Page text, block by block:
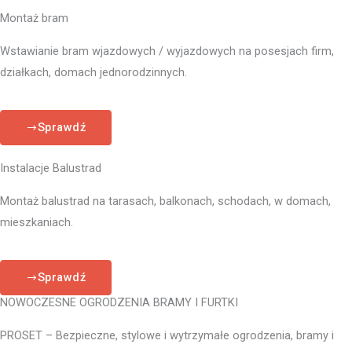
Montaż bram
Wstawianie bram wjazdowych / wyjazdowych na posesjach firm,
działkach, domach jednorodzinnych.
Sprawdź
Instalacje Balustrad
Montaż balustrad na tarasach, balkonach, schodach, w domach,
mieszkaniach.
Sprawdź
NOWOCZESNE OGRODZENIA BRAMY I FURTKI
PROSET – Bezpieczne, stylowe i wytrzymałe ogrodzenia, bramy i